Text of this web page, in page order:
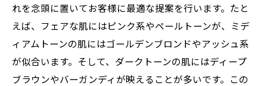
れを念頭に置いてお客様に最適な提案を行います。たと
えば、フェアな肌にはピンク系やペールトーンが、ミデ
ィアムトーンの肌にはゴールデンブロンドやアッシュ系
が似合います。そして、ダークトーンの肌にはディープ
ブラウンやバーガンディが映えることが多いです。この